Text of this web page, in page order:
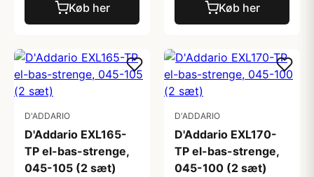
Køb her Køb her
D'ADDARIO
D'Addario EXL165-
TP el-bas-strenge,
045-105 (2 sæt)
D'ADDARIO
D'Addario EXL170-
TP el-bas-strenge,
045-100 (2 sæt)